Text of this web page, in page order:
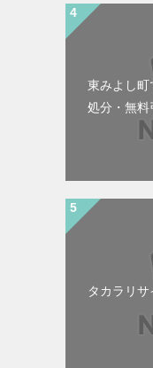
東みよし町
処分・無料
タカラリ